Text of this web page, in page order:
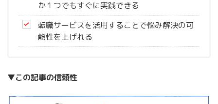
か１つでもすぐに実践できる
転職サービスを活用することで悩み解決の可
能性を上げれる
▼この記事の信頼性